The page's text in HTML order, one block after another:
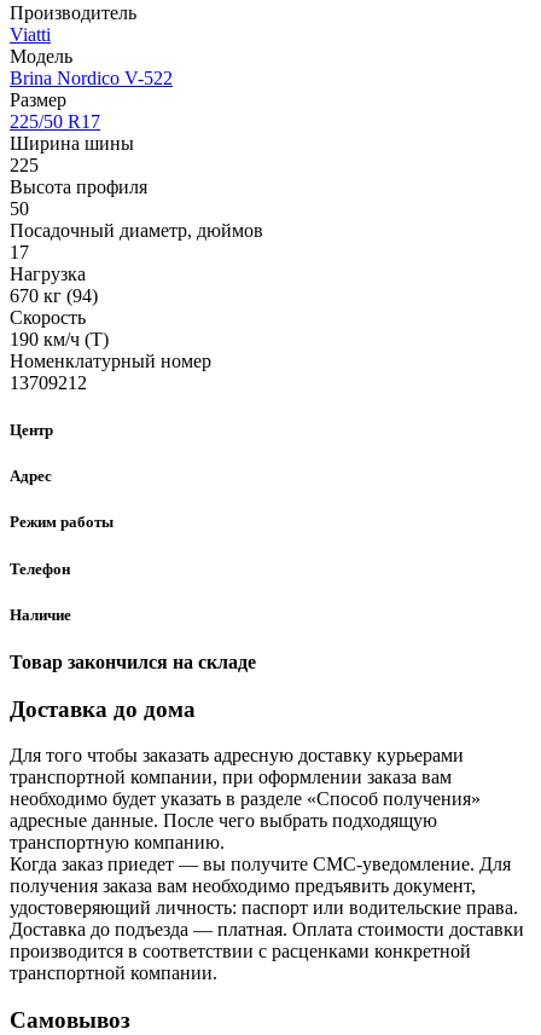
Производитель
Viatti
Модель
Brina Nordico V-522
Размер
225/50 R17
Ширина шины
225
Высота профиля
50
Посадочный диаметр, дюймов
17
Нагрузка
670 кг (94)
Скорость
190 км/ч (T)
Номенклатурный номер
13709212
Центр
Адрес
Режим работы
Телефон
Наличие
Товар закончился на складе
Доставка до дома
Для того чтобы заказать адресную доставку курьерами
транспортной компании, при оформлении заказа вам
необходимо будет указать в разделе «Способ получения»
адресные данные. После чего выбрать подходящую
транспортную компанию.
Когда заказ приедет — вы получите СМС-уведомление. Для
получения заказа вам необходимо предъявить документ,
удостоверяющий личность: паспорт или водительские права.
Доставка до подъезда — платная. Оплата стоимости доставки
производится в соответствии с расценками конкретной
транспортной компании.
Самовывоз